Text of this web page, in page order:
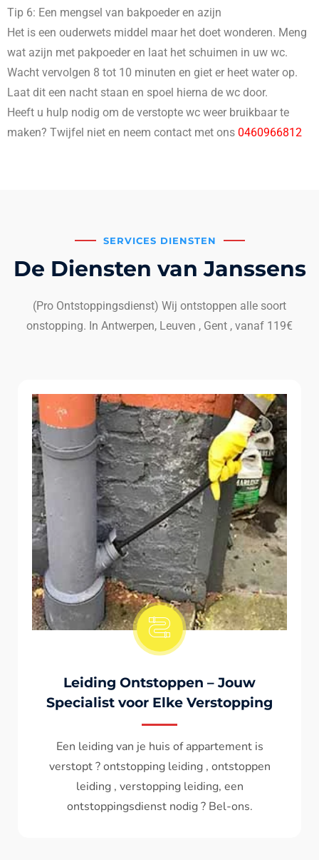
Tip 6: Een mengsel van bakpoeder en azijn
Het is een ouderwets middel maar het doet wonderen. Meng
wat azijn met pakpoeder en laat het schuimen in uw wc.
Wacht vervolgen 8 tot 10 minuten en giet er heet water op.
Laat dit een nacht staan en spoel hierna de wc door.
Heeft u hulp nodig om de verstopte wc weer bruikbaar te
maken? Twijfel niet en neem contact met ons 0460966812
SERVICES DIENSTEN
De Diensten van Janssens
(Pro Ontstoppingsdienst) Wij ontstoppen alle soort
onstopping. In Antwerpen, Leuven , Gent , vanaf 119€
Onstopping Van Wc-Tiolet
Wc spoelt niet meer door ? het water komt
terug ? ontstoppen wc , ontstopping wc , wc
verstopt , een ontstoppingsdienst nodig ?
Bel - ons ? V.A 119€